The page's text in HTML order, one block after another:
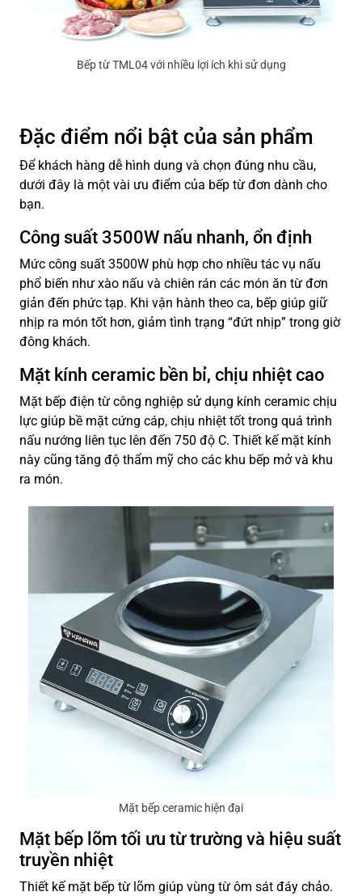
Bếp từ TML04 với nhiều lợi ích khi sử dụng
Đặc điểm nổi bật của sản phẩm
Để khách hàng dễ hình dung và chọn đúng nhu cầu,
dưới đây là một vài ưu điểm của bếp từ đơn dành cho
bạn.
Công suất 3500W nấu nhanh, ổn định
Mức công suất 3500W phù hợp cho nhiều tác vụ nấu
phổ biến như xào nấu và chiên rán các món ăn từ đơn
giản đến phức tạp. Khi vận hành theo ca, bếp giúp giữ
nhịp ra món tốt hơn, giảm tình trạng “đứt nhịp” trong giờ
đông khách.
Mặt kính ceramic bền bỉ, chịu nhiệt cao
Mặt bếp điện từ công nghiệp sử dụng kính ceramic chịu
lực giúp bề mặt cứng cáp, chịu nhiệt tốt trong quá trình
nấu nướng liên tục lên đến 750 độ C. Thiết kế mặt kính
này cũng tăng độ thẩm mỹ cho các khu bếp mở và khu
ra món.
Mặt bếp ceramic hiện đại
Mặt bếp lõm tối ưu từ trường và hiệu suất
truyền nhiệt
Thiết kế mặt bếp từ lõm giúp vùng từ ôm sát đáy chảo.